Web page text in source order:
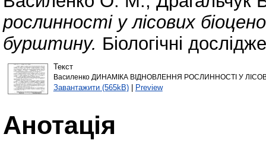
рослинності у лісових
бурштину. Біологічні
Текст
Василенко ДИНАМІКА ВІДНОВЛЕННЯ РОСЛИННОСТІ У
Завантажити (565kB)| Preview
Анотація